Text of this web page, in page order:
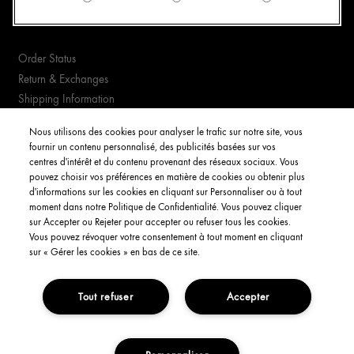
CUSTOMER SERVICE
Order Status
Return & Exchanges
Shipping Information
YOUR ACCOUNT
My Account
Order Status
English
Privacy Policy Interest-Based Ads Terms and Conditions
Copyright Origins Natural Resources, Inc.
Nous utilisons des cookies pour analyser le trafic sur notre site, vous
fournir un contenu personnalisé, des publicités basées sur vos
centres d'intérêt et du contenu provenant des réseaux sociaux. Vous
pouvez choisir vos préférences en matière de cookies ou obtenir plus
d'informations sur les cookies en cliquant sur Personnaliser ou à tout
moment dans notre Politique de Confidentialité. Vous pouvez cliquer
sur Accepter ou Rejeter pour accepter ou refuser tous les cookies.
Vous pouvez révoquer votre consentement à tout moment en cliquant
sur « Gérer les cookies » en bas de ce site.
Accepter
Tout refuser